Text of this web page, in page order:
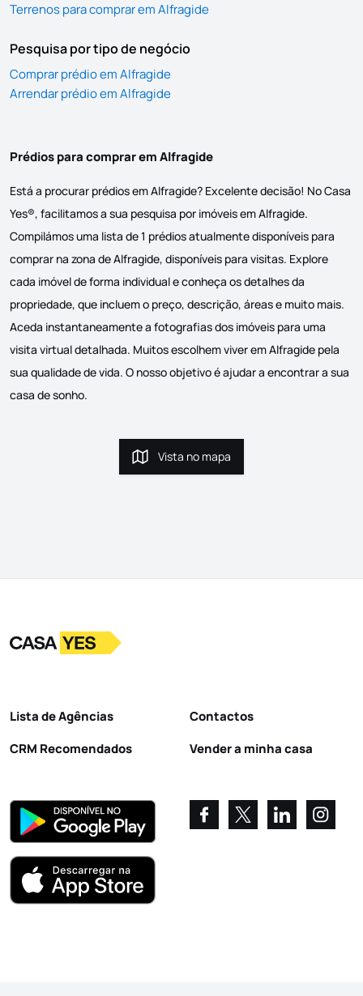
Terrenos para comprar em Alfragide
Pesquisa por tipo de negócio
Comprar prédio em Alfragide
Arrendar prédio em Alfragide
Prédios para comprar em Alfragide
Está a procurar prédios em Alfragide? Excelente decisão! No Casa
Yes®, facilitamos a sua pesquisa por imóveis em Alfragide.
Compilámos uma lista de 1 prédios atualmente disponíveis para
comprar na zona de Alfragide, disponíveis para visitas. Explore
cada imóvel de forma individual e conheça os detalhes da
propriedade, que incluem o preço, descrição, áreas e muito mais.
Aceda instantaneamente a fotografias dos imóveis para uma
visita virtual detalhada. Muitos escolhem viver em Alfragide pela
sua qualidade de vida. O nosso objetivo é ajudar a encontrar a sua
casa de sonho.
Vista no mapa
Vista no mapa
LogoIr para a homepage
Lista de Agências
CRM Recomendados
Contactos
Vender a minha casa